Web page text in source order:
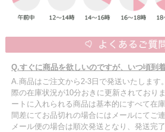
Q.すぐに商品を欲しいのですが、いつ頃到
A.商品はご注文から2-3日で発送いたします
際の在庫状況が10分おきに更新されており
ートに入れられる商品は基本的にすべて在
間差にてお品切れの場合にはメールにてご
メール便の場合は順次発送となり、発送完